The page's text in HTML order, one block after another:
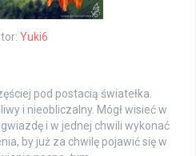
Yuki6
pod postacią światełka.
i nieobliczalny. Mógł wisieć w
i w jednej chwili wykonać
by już za chwilę pojawić się w